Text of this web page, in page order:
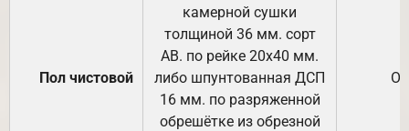
Пол чистовой
камерной сушки
толщиной 36 мм. сорт
АВ. по рейке 20х40 мм.
либо шпунтованная ДСП
16 мм. по разряженной
обрешётке из обрезной